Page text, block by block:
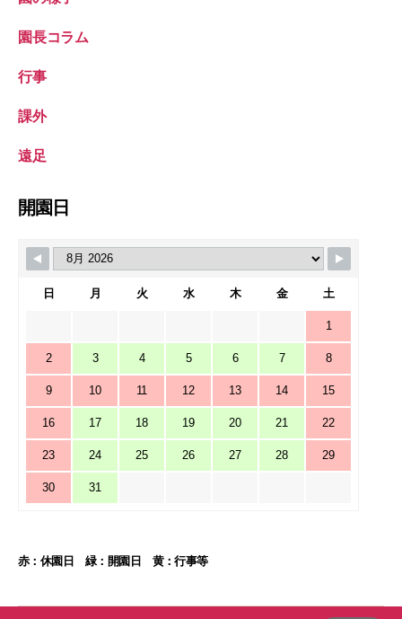
園長コラム
行事
課外
遠足
開園日
日 月 火 水 木 金 土
1
2 3 4 5 6 7 8
9 10 11 12 13 14 15
16 17 18 19 20 21 22
23 24 25 26 27 28 29
30 31
赤：休園日 緑：開園日 黄：行事等